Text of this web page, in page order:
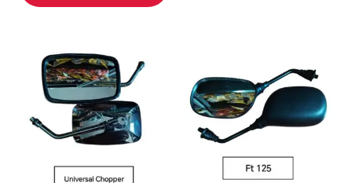
opciones
pueden